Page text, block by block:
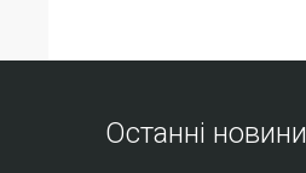
Останні новини